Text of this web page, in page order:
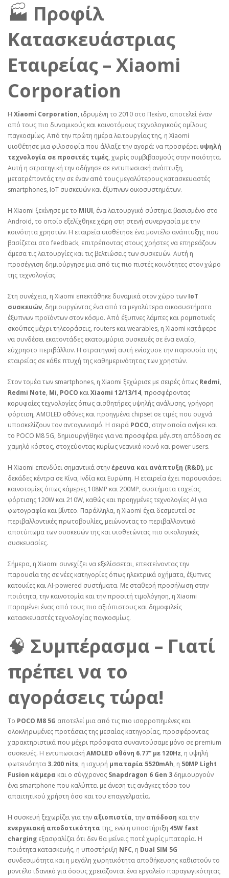
🏭 Προφίλ
Κατασκευάστριας
Εταιρείας – Xiaomi
Corporation
Η Xiaomi Corporation, ιδρυμένη το 2010 στο Πεκίνο, αποτελεί έναν
από τους πιο δυναμικούς και καινοτόμους τεχνολογικούς ομίλους
παγκοσμίως. Από την πρώτη ημέρα λειτουργίας της, η Xiaomi
υιοθέτησε μια φιλοσοφία που άλλαξε την αγορά: να προσφέρει υψηλή
τεχνολογία σε προσιτές τιμές, χωρίς συμβιβασμούς στην ποιότητα.
Αυτή η στρατηγική την οδήγησε σε εντυπωσιακή ανάπτυξη,
μετατρέποντάς την σε έναν από τους μεγαλύτερους κατασκευαστές
smartphones, IoT συσκευών και έξυπνων οικοσυστημάτων.
Η Xiaomi ξεκίνησε με το MIUI, ένα λειτουργικό σύστημα βασισμένο στο
Android, το οποίο εξελίχθηκε χάρη στη στενή συνεργασία με την
κοινότητα χρηστών. Η εταιρεία υιοθέτησε ένα μοντέλο ανάπτυξης που
βασίζεται στο feedback, επιτρέποντας στους χρήστες να επηρεάζουν
άμεσα τις λειτουργίες και τις βελτιώσεις των συσκευών. Αυτή η
προσέγγιση δημιούργησε μια από τις πιο πιστές κοινότητες στον χώρο
της τεχνολογίας.
Στη συνέχεια, η Xiaomi επεκτάθηκε δυναμικά στον χώρο των IoT
συσκευών, δημιουργώντας ένα από τα μεγαλύτερα οικοσυστήματα
έξυπνων προϊόντων στον κόσμο. Από έξυπνες λάμπες και ρομποτικές
σκούπες μέχρι τηλεοράσεις, routers και wearables, η Xiaomi κατάφερε
να συνδέσει εκατοντάδες εκατομμύρια συσκευές σε ένα ενιαίο,
εύχρηστο περιβάλλον. Η στρατηγική αυτή ενίσχυσε την παρουσία της
εταιρείας σε κάθε πτυχή της καθημερινότητας των χρηστών.
Στον τομέα των smartphones, η Xiaomi ξεχώρισε με σειρές όπως Redmi,
Redmi Note, Mi, POCO καιXiaomi 12/13/14, προσφέροντας
κορυφαίες τεχνολογίες όπως αισθητήρες υψηλής ανάλυσης, γρήγορη
φόρτιση, AMOLED οθόνες και προηγμένα chipset σε τιμές που συχνά
υποσκελίζουν τον ανταγωνισμό. Η σειρά POCO, στην οποία ανήκει και
το POCO M8 5G, δημιουργήθηκε για να προσφέρει μέγιστη απόδοση σε
χαμηλό κόστος, στοχεύοντας κυρίως νεανικό κοινό και power users.
Η Xiaomi επενδύει σημαντικά στηνέρευνα και ανάπτυξη (R&D), με
δεκάδες κέντρα σε Κίνα, Ινδία και Ευρώπη. Η εταιρεία έχει παρουσιάσει
καινοτομίες όπως κάμερες 108MP και 200MP, συστήματα ταχείας
φόρτισης 120W και 210W, καθώς και προηγμένες τεχνολογίες AI για
φωτογραφία και βίντεο. Παράλληλα, η Xiaomi έχει δεσμευτεί σε
περιβαλλοντικές πρωτοβουλίες, μειώνοντας το περιβαλλοντικό
αποτύπωμα των συσκευών της και υιοθετώντας πιο οικολογικές
συσκευασίες.
Σήμερα, η Xiaomi συνεχίζει να εξελίσσεται, επεκτείνοντας την
παρουσία της σε νέες κατηγορίες όπως ηλεκτρικά οχήματα, έξυπνες
κατοικίες και AI‑powered συστήματα. Με σταθερή προσήλωση στην
ποιότητα, την καινοτομία και την προσιτή τιμολόγηση, η Xiaomi
παραμένει ένας από τους πιο αξιόπιστους και δημοφιλείς
κατασκευαστές τεχνολογίας παγκοσμίως.
🧠 Συμπέρασμα – Γιατί
πρέπει να το
αγοράσεις τώρα!
Το POCO M8 5G αποτελεί μια από τις πιο ισορροπημένες και
ολοκληρωμένες προτάσεις της μεσαίας κατηγορίας, προσφέροντας
χαρακτηριστικά που μέχρι πρόσφατα συναντούσαμε μόνο σε premium
συσκευές. Η εντυπωσιακή AMOLED οθόνη 6.77” με 120Hz, η υψηλή
φωτεινότητα 3.200 nits, η ισχυρή μπαταρία 5520mAh, η 50MP Light
Fusion κάμερα και ο σύγχρονος Snapdragon 6 Gen 3 δημιουργούν
ένα smartphone που καλύπτει με άνεση τις ανάγκες τόσο του
απαιτητικού χρήστη όσο και του επαγγελματία.
Η συσκευή ξεχωρίζει για την αξιοπιστία, την απόδοση και την
ενεργειακή αποδοτικότητα της, ενώ η υποστήριξη 45W fast
charging εξασφαλίζει ότι δεν θα μείνεις ποτέ χωρίς μπαταρία. Η
ποιότητα κατασκευής, η υποστήριξη NFC, η Dual SIM 5G
συνδεσιμότητα και η μεγάλη χωρητικότητα αποθήκευσης καθιστούν το
μοντέλο ιδανικό για όσους χρειάζονται ένα εργαλείο παραγωγικότητας